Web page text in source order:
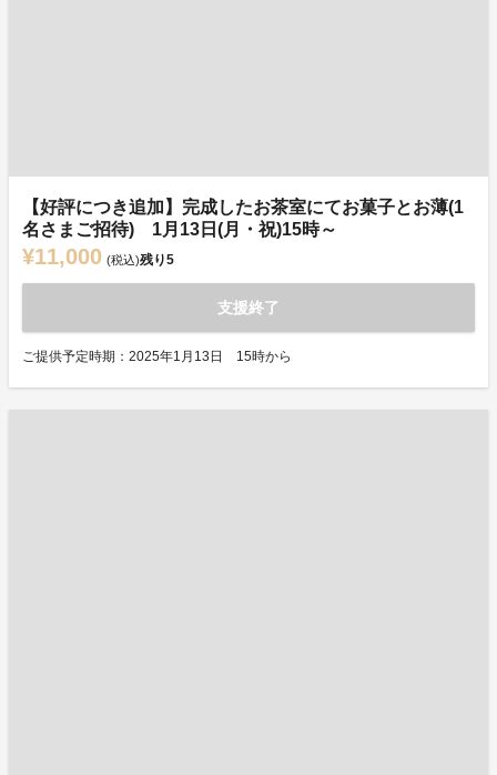
【好評につき追加】完成したお茶室にてお菓子とお薄(1
名さまご招待) 1月13日(月・祝)15時～
¥11,000 (税込)残り5
支援終了
ご提供予定時期：2025年1月13日 15時から